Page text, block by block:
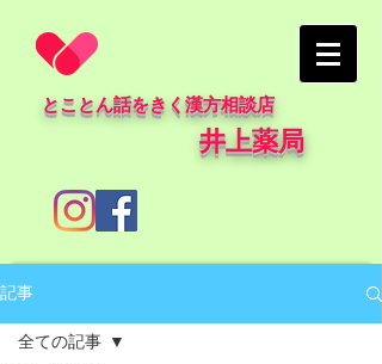
とことん話をきく漢方相談店
井上薬局
記事
全ての記事